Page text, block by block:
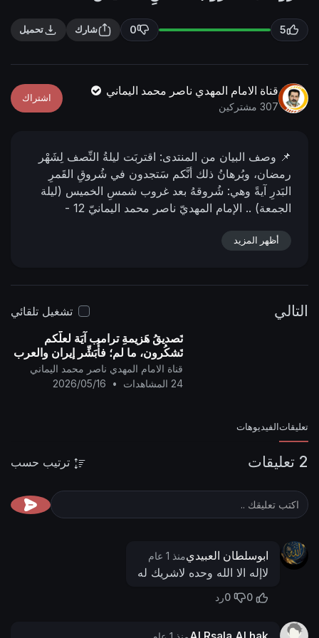
g
u
l
c
5
0 شارك تحميل
قناة الامام المهدي ناصر محمد اليماني
307 مشتركين
اشتراك
📌 وصف البیان من المنتدى: اقتربَت ليلةُ النِّصف لِشَهْر
رمضان، وبُرهانُ ذلك أنَّكم سَتجدون في شُروقِ القَمرِ
البَدرِ آيةً وهي: شُروقهُ بعد غروب شمسِ الخميس (ليلة
الجمعة) .. الإمام المهديّ ناصر محمد اليمانيّ
12 -
من المنتدى:
https://nasser-
أظهر المزيد
التالي
تشغيل تلقائي
تَصديقُ هَزيمةِ ترامب آيَة لعلَّكم
تَشكُرون، ما لم؛ فأُبَشِّر إيران والعرب
وجميع شعوب البشر بِشَرِّ هلاكٍ
وعذابِ مُرور كوكب العذاب سَقَر..
قناة الامام المهدي ناصر محمد اليماني
24 المشاهدات
•
2026/05/16
تعليقات الفيديوهات
2 تعليقات ترتيب حسب
ابوسلطان العبيديمنذ 1 عام
لاإله الا الله وحده لاشريك له
0
0رد